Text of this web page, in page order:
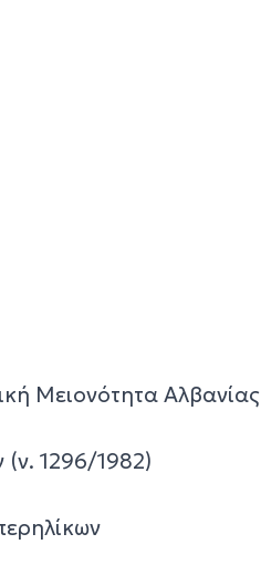
Μειονότητα Αλβανίας
1296/1982)